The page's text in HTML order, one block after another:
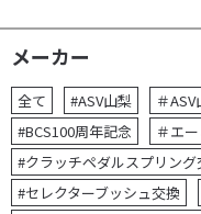
o
k
メーカー
全て #ASV山梨 ＃
#BCS100周年記念
＃エ
#クラッチペダルスプリング
#セレクターブッシュ交換